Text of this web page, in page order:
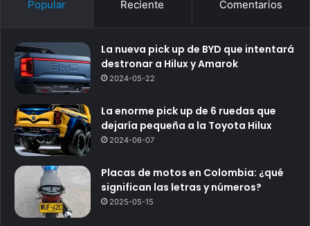
Popular Reciente Comentarios
La nueva pick up de BYD que intentará
destronar a Hilux y Amarok
2024-05-22
La enorme pick up de 6 ruedas que
dejaría pequeña a la Toyota Hilux
2024-06-07
Placas de motos en Colombia: ¿qué
significan las letras y números?
2025-05-15